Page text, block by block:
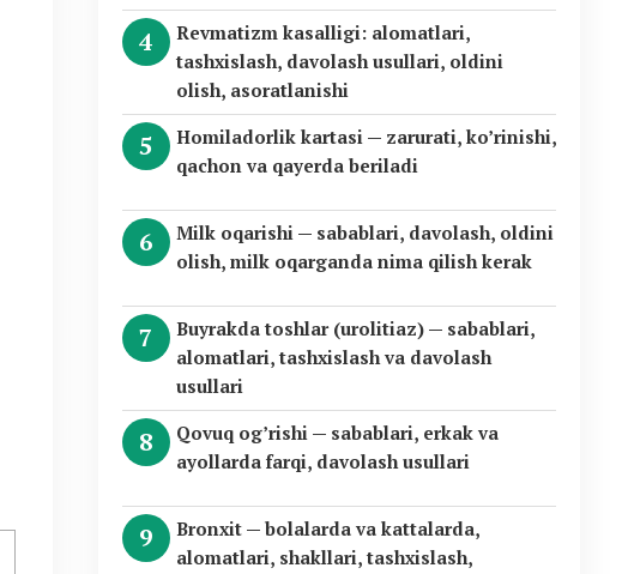
Revmatizm kasalligi: alomatlari,
tashxislash, davolash usullari, oldini
olish, asoratlanishi
Homiladorlik kartasi — zarurati, ko’rinishi,
qachon va qayerda beriladi
Milk oqarishi — sabablari, davolash, oldini
olish, milk oqarganda nima qilish kerak
Buyrakda toshlar (urolitiaz) — sabablari,
alomatlari, tashxislash va davolash
usullari
Qovuq og’rishi — sabablari, erkak va
ayollarda farqi, davolash usullari
Bronxit — bolalarda va kattalarda,
alomatlari, shakllari, tashxislash,